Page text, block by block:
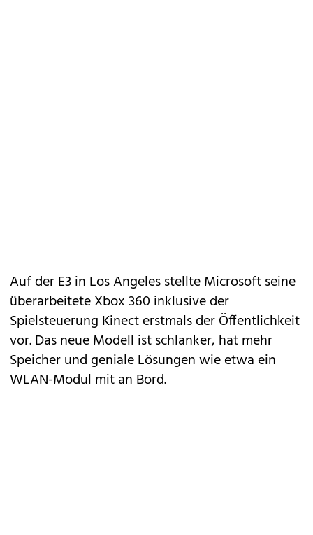
Auf der E3 in Los Angeles stellte Microsoft seine
überarbeiteteXbox 360 inklusive der
Spielsteuerung Kinecterstmals der Öffentlichkeit
vor. Das neue Modell ist schlanker, hat mehr
Speicher und geniale Lösungen wie etwa ein
WLAN-Modul mit an Bord.